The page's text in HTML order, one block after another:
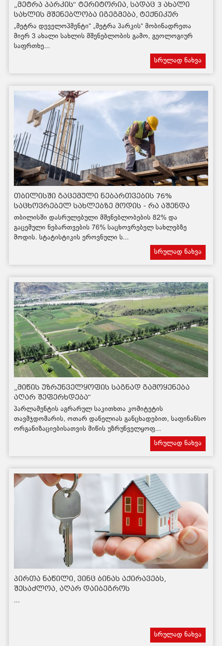
„მეტრა პარკის“ ტერიტორია, სადაც 3 ახალი
სახლის მშენებლობა იგეგმება, ტექნიკურ
მოთხოვნებს აკმაყოფილებს
„მეტრა დეველოპმენტი“ „მეტრა პარკის“ მობინადრეთა
მიერ 3 ახალი სახლის მშენებლობის გამო, გეოლოგიურ
საფრთხე...
სრულად ნახვა
თბილისში გაცემული ნებართვების 76%
საცხოვრებელ სახლებზე მოდის - რა აშენდა
დედაქალაქში 2018 წელს
თბილისში დასრულებული მშენებლობების 82% და
გაცემული ნებართვების 76% საცხოვრებელ სახლებზე
მოდის. სტატისტიკის ეროვნული ს...
სრულად ნახვა
„მიწის უზრუნველყოფის საგნად გამოყენება
აღარ შეფერხდება“
პარლამენტის აგრარულ საკითხთა კომიტეტის
თავმჯდომარის, ოთარ დანელიას განცხადებით, საფინანსო
ორგანიზაციებისათვის მიწის უზრუნველყოფ...
სრულად ნახვა
პირთა ნაწილი, ვინც ბინას აქირავებს,
შესაძლოა, აღარ დაიბეგროს
...
სრულად ნახვა